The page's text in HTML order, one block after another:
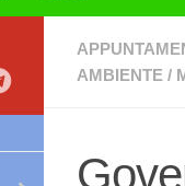
AMBIENTE /